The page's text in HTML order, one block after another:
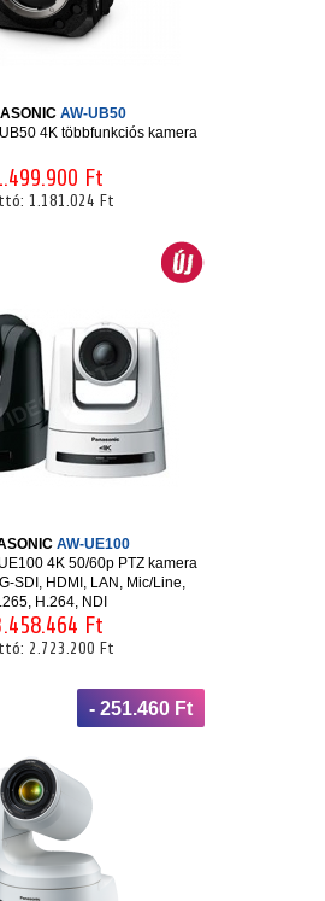
AW-UB50
4K többfunkciós kamera
Ft
1.181.024 Ft
AW-UE100
4K 50/60p PTZ kamera
SDI, HDMI, LAN, Mic/Line,
H.264, NDI
Ft
2.723.200 Ft
- 251.460 Ft